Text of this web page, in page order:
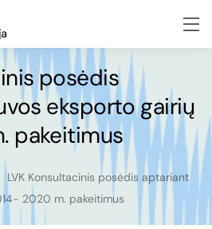
posėdis
eksporto gairių
pakeitimus
LVK Konsultacinis posėdis aptariant
2020 m. pakeitimus